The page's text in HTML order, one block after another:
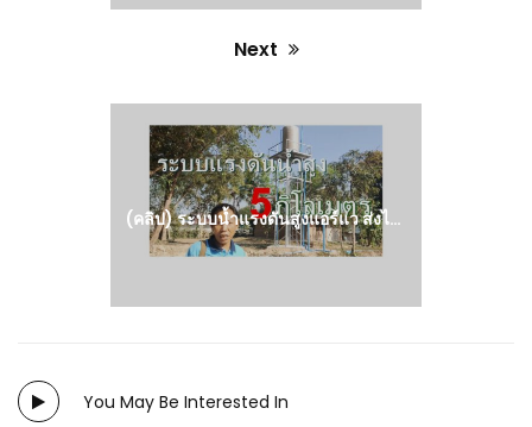
Next
(คลิป) ระบบน้ำแรงดันสูงแอร์แว ส่งไกล 5 กิโลเมตร 100 หัวสปริงเกอร์ ดูแล้วทำได้เลย : วีดีโอ เกษตร
You May Be Interested In